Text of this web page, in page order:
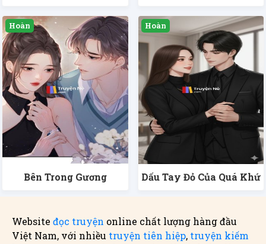
Bên Trong Gương Dấu Tay Đỏ Của Quá Khứ
Website đọc truyện online chất lượng hàng đầu
Việt Nam, với nhiều truyện tiên hiệp, truyện kiếm